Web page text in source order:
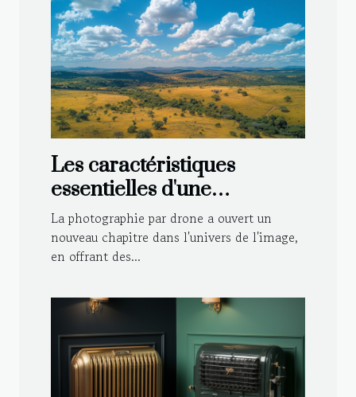
Les caractéristiques
essentielles d'une
photographie par drone
réussie
La photographie par drone a ouvert un
nouveau chapitre dans l'univers de l'image,
en offrant des...